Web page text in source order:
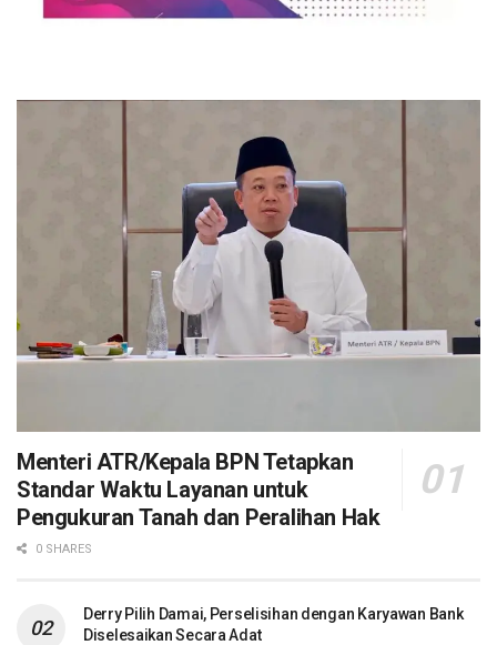
Menteri ATR/Kepala BPN Tetapkan
Standar Waktu Layanan untuk
Pengukuran Tanah dan Peralihan Hak
0 SHARES
Derry Pilih Damai, Perselisihan dengan Karyawan Bank
Diselesaikan Secara Adat